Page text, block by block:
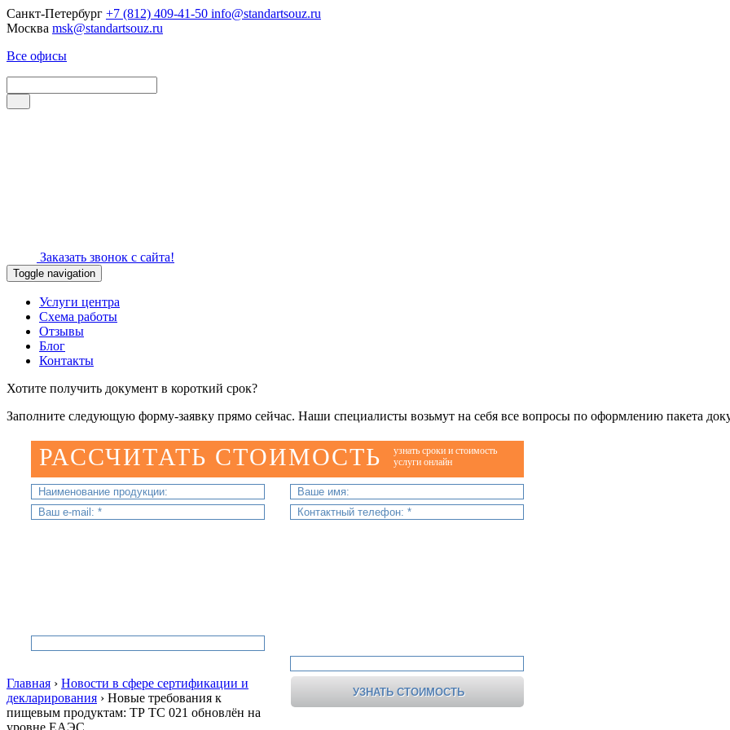
Санкт-Петербург +7 (812) 409-41-50 info@standartsouz.ru
Москва msk@standartsouz.ru
Все офисы
Заказать звонок с сайта!
Toggle navigation
Услуги центра
Схема работы
Отзывы
Блог
Контакты
Хотите получить документ в короткий срок?
Заполните следующую форму-заявку прямо сейчас. Наши специалисты возьмут на себя все вопросы по оформлению пакета
РАССЧИТАТЬ СТОИМОСТЬ
узнать сроки и стоимость
услуги онлайн
Главная › Новости в сфере сертификации и
декларирования › Новые требования к
пищевым продуктам: ТР ТС 021 обновлён на
уровне ЕАЭС